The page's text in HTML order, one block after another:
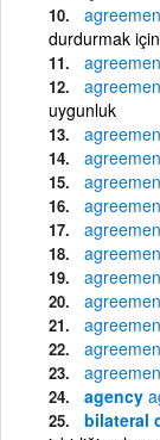
durdurmak için
uygunluk
agency
bilateral